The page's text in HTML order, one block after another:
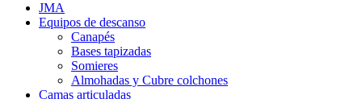
JMA
Equipos de descanso
Canapés
Bases tapizadas
Somieres
Almohadas y Cubre colchones
Camas articuladas